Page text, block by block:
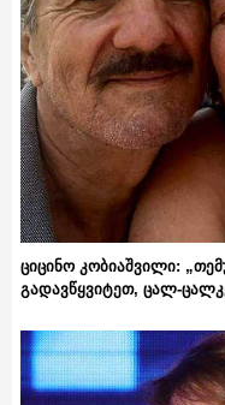
ციცინო კობიაშვილი:
გადავწყვიტეთ, ცალ-